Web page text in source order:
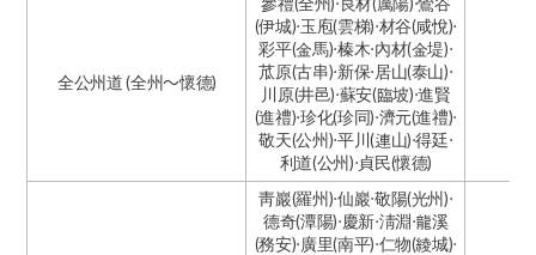
全公州道 (全州～懷德)
(伊城)·玉庖(雲梯)·材谷(咸悅)·
彩平(金馬)·榛木·內材(金堤)·
苽原(古串)·新保·居山(泰山)·
川原(井邑)·蘇安(臨坡)·進賢
(進禮)·珍化(珍同)·濟元(進禮)·
敬天(公州)·平川(連山)·得廷·
利道(公州)·貞民(懷德)
靑巖(羅州)·仙巖·敬陽(光州)·
德奇(潭陽)·慶新·淸淵·龍溪
(務安)·廣里(南平)·仁物(綾城)·